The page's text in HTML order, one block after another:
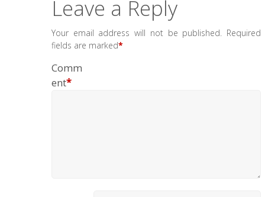
Leave a Reply
Your email address will not be published. Required
fields are marked*
Comm
ent*